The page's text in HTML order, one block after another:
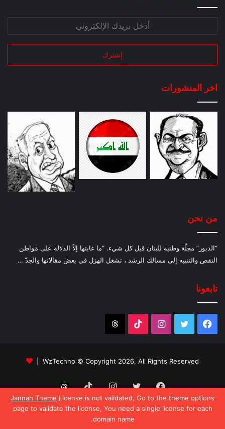
Jannah Theme License is not validated, Go to the theme options
page to validate the license, You need a single license for each
domain name.
اخر المنشورات
من نحن
“الدبور” مجلّة وطنية للبنان قبل كل شيء. “ما غايتها إلاّ الدلالة على مَواطن
النقص والتنبيه إلى مسالك الرشد ، تشغل الهزل في بعض مقالاتها والجدّ …
تابعونا
فيسبوك تويتر انستقرام‫TikTok
WzTechno © Copyright 2026, All Rights Reserved |
فيسبوكتويتر انستقرام‫TikTok
Threads